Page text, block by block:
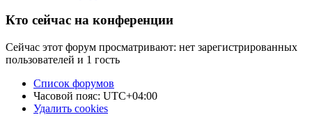
Кто сейчас на конференции
Сейчас этот форум просматривают: нет зарегистрированных
пользователей и 1 гость
Список форумов
Часовой пояс: UTC+04:00
Удалить cookies